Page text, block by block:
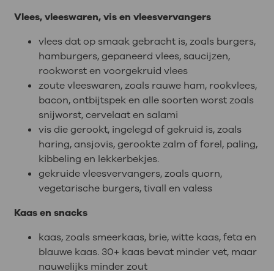
Vlees, vleeswaren, vis en vleesvervangers
vlees dat op smaak gebracht is, zoals burgers,
hamburgers, gepaneerd vlees, saucijzen,
rookworst en voorgekruid vlees
zoute vleeswaren, zoals rauwe ham, rookvlees,
bacon, ontbijtspek en alle soorten worst zoals
snijworst, cervelaat en salami
vis die gerookt, ingelegd of gekruid is, zoals
haring, ansjovis, gerookte zalm of forel, paling,
kibbeling en lekkerbekjes.
gekruide vleesvervangers, zoals quorn,
vegetarische burgers, tivall en valess
Kaas en snacks
kaas, zoals smeerkaas, brie, witte kaas, feta en
blauwe kaas. 30+ kaas bevat minder vet, maar
nauwelijks minder zout